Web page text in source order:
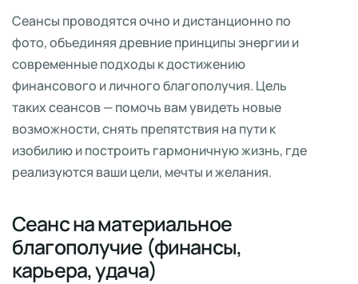
Сеансы проводятся очно и дистанционно по
фото, объединяя древние принципы энергии и
современные подходы к достижению
финансового и личного благополучия. Цель
таких сеансов — помочь вам увидеть новые
возможности, снять препятствия на пути к
изобилию и построить гармоничную жизнь, где
реализуются ваши цели, мечты и желания.
Сеанс на материальное
благополучие (финансы,
карьера, удача)